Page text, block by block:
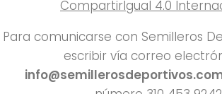
CompartirIgual 4.0
Para comunicarse con Semilleros
escribir vía correo